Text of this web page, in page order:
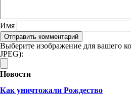
Имя
Выберите изображение для вашего
JPEG):
Новости
Как уничтожали Рождество